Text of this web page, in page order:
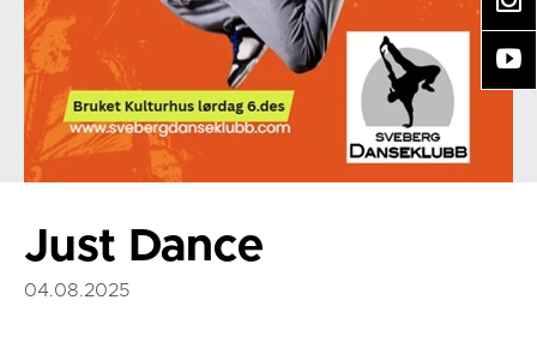
Just Dance
04.08.2025